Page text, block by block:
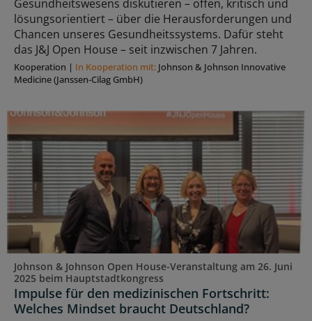
Gesundheitswesens diskutieren – offen, kritisch und
lösungsorientiert – über die Herausforderungen und
Chancen unseres Gesundheitssystems. Dafür steht
das J&J Open House – seit inzwischen 7 Jahren.
Kooperation | In Kooperation mit: Johnson & Johnson Innovative
Medicine (Janssen-Cilag GmbH)
Johnson & Johnson Open House-Veranstaltung am 26. Juni
2025 beim Hauptstadtkongress
Impulse für den medizinischen Fortschritt:
Welches Mindset braucht Deutschland?